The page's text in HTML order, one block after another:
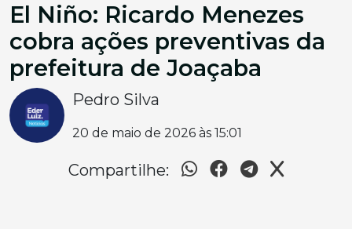
El Niño: Ricardo Menezes
cobra ações preventivas da
prefeitura de Joaçaba
Pedro Silva
20 de maio de 2026 às 15:01
Compartilhe: